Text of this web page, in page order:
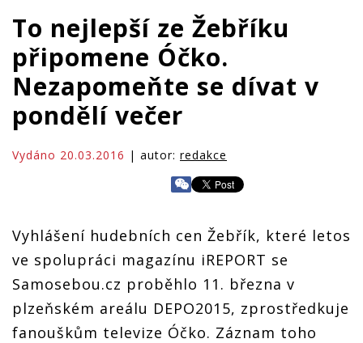
To nejlepší ze Žebříku
připomene Óčko.
Nezapomeňte se dívat v
pondělí večer
Vydáno 20.03.2016 | autor: redakce
Vyhlášení hudebních cen Žebřík, které letos
ve spolupráci magazínu iREPORT se
Samosebou.cz proběhlo 11. března v
plzeňském areálu DEPO2015, zprostředkuje
fanouškům televize Óčko. Záznam toho